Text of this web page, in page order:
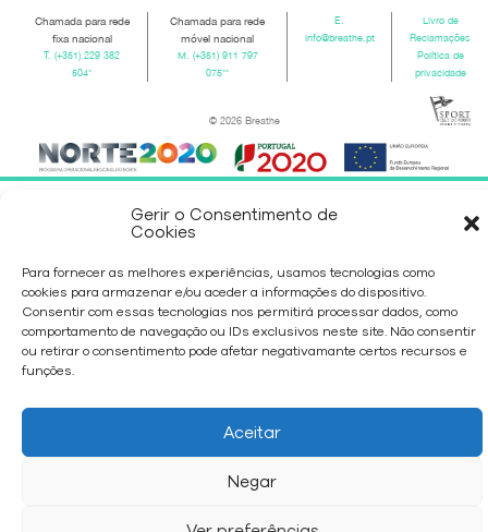
Gerir o Consentimento de
Cookies
Para fornecer as melhores experiências, usamos tecnologias como
cookies para armazenar e/ou aceder a informações do dispositivo.
Consentir com essas tecnologias nos permitirá processar dados, como
comportamento de navegação ou IDs exclusivos neste site. Não consentir
ou retirar o consentimento pode afetar negativamante certos recursos e
funções.
Aceitar
Negar
Chamada para rede
fixa nacional
T.(+351) 229 382
504*
Chamada para rede
móvel nacional
M. (+351) 911 797
075**
E.
info@breathe.pt
Livro de
Reclamações
Política de
privacidade
© 2026 Breathe